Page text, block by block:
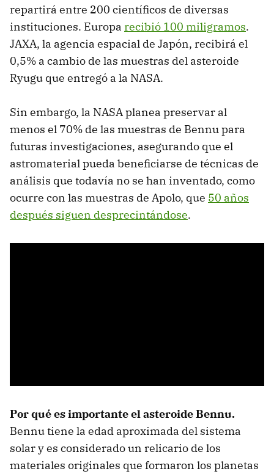
repartirá entre 200 científicos de diversas
instituciones. Europa recibió 100 miligramos.
JAXA, la agencia espacial de Japón, recibirá el
0,5% a cambio de las muestras del asteroide
Ryugu que entregó a la NASA.
Sin embargo, la NASA planea preservar al
menos el 70% de las muestras de Bennu para
futuras investigaciones, asegurando que el
astromaterial pueda beneficiarse de técnicas de
análisis que todavía no se han inventado, como
ocurre con las muestras de Apolo, que 50 años
después siguen desprecintándose.
Por qué es importante el asteroide Bennu.
Bennu tiene la edad aproximada del sistema
solar y es considerado un relicario de los
materiales originales que formaron los planetas